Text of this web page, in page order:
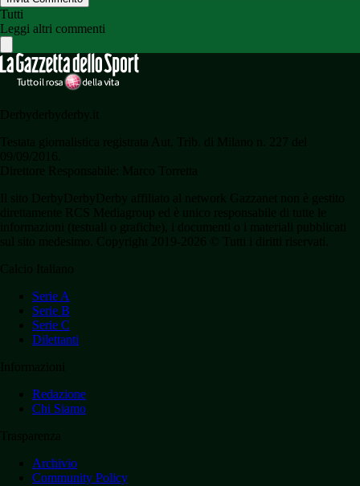
Tutti
Leggi altri commenti
Serie A
Serie B
Serie C
Dilettanti
Redazione
Chi Siamo
Archivio
Community Policy